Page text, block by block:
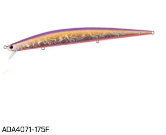
ADA4071-175F